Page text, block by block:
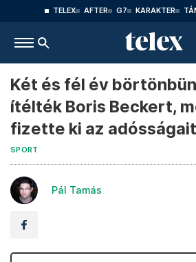
TELEX AFTER G7 KARAKTER
Két és fél év
ítélték Boris Beckert,
fizette ki az adósságait
SPORT
Pál Tamás